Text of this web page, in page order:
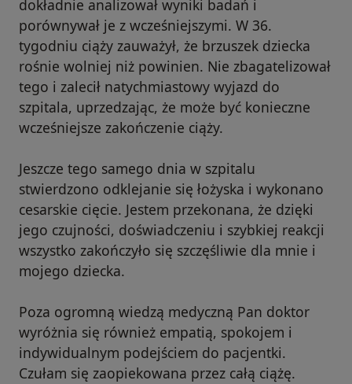
dokładnie analizował wyniki badań i
porównywał je z wcześniejszymi. W 36.
tygodniu ciąży zauważył, że brzuszek dziecka
rośnie wolniej niż powinien. Nie zbagatelizował
tego i zalecił natychmiastowy wyjazd do
szpitala, uprzedzając, że może być konieczne
wcześniejsze zakończenie ciąży.
Jeszcze tego samego dnia w szpitalu
stwierdzono odklejanie się łożyska i wykonano
cesarskie cięcie. Jestem przekonana, że dzięki
jego czujności, doświadczeniu i szybkiej reakcji
wszystko zakończyło się szczęśliwie dla mnie i
mojego dziecka.
Poza ogromną wiedzą medyczną Pan doktor
wyróżnia się również empatią, spokojem i
indywidualnym podejściem do pacjentki.
Czułam się zaopiekowana przez całą ciążę.